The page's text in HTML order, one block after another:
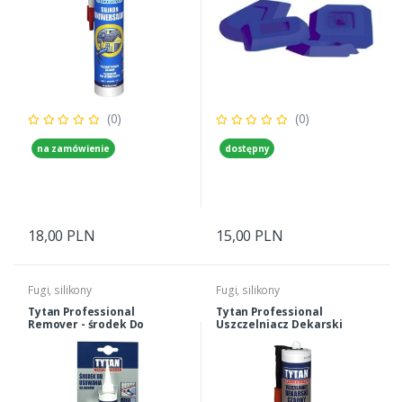
(0)
na zamówienie
18,00 PLN
(0)
dostępny
15,00 PLN
Fugi, silikony
Tytan Professional
Remover - środek Do
Fugi, silikony
Tytan Professional
Uszczelniacz Dekarski